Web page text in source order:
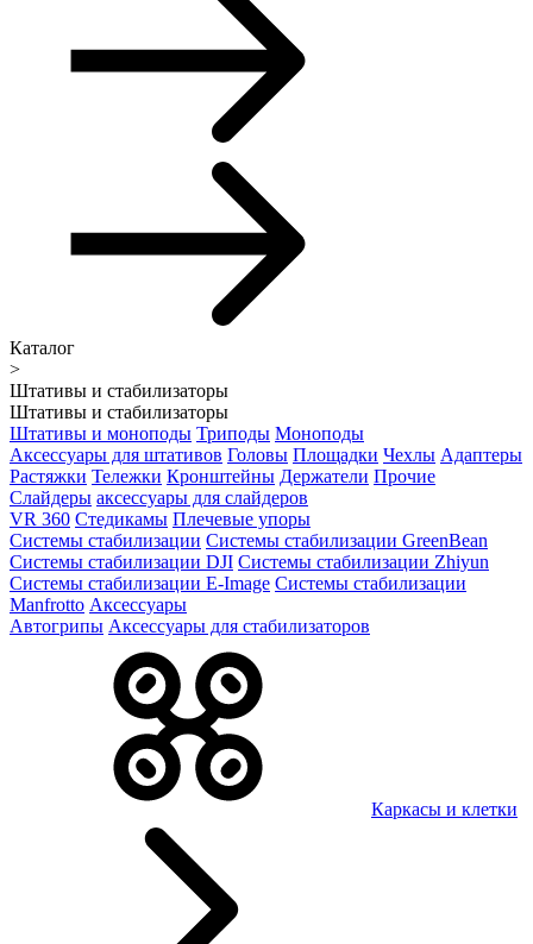
Каталог
>
Штативы и стабилизаторы
Штативы и стабилизаторы
Штативы и моноподы Триподы Моноподы
Аксессуары для штативов Головы Площадки Чехлы Адаптеры
Растяжки Тележки Кронштейны Держатели Прочие
Слайдеры аксессуары для слайдеров
VR 360 Стедикамы Плечевые упоры
Системы стабилизации Системы стабилизации GreenBean
Системы стабилизации DJI Системы стабилизации Zhiyun
Системы стабилизации E-Image Системы стабилизации
Manfrotto Аксессуары
Автогрипы Аксессуары для стабилизаторов
Каркасы и клетки